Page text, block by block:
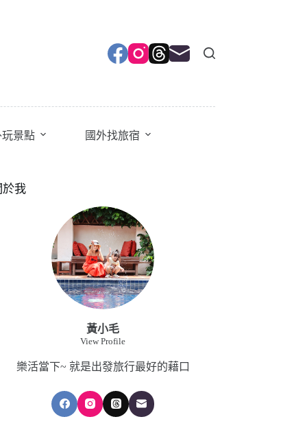
玩景點 國外找旅宿
於我
黃小毛
View Profile
樂活當下~ 就是出發旅行最好的藉口